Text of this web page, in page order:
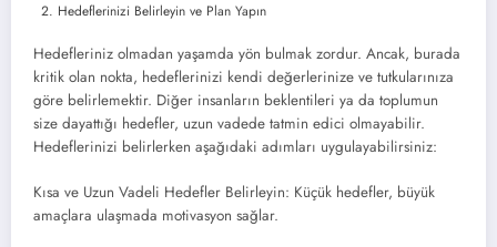
Hedeflerinizi Belirleyin ve Plan Yapın
Hedefleriniz olmadan yaşamda yön bulmak zordur. Ancak, burada
kritik olan nokta, hedeflerinizi kendi değerlerinize ve tutkularınıza
göre belirlemektir. Diğer insanların beklentileri ya da toplumun
size dayattığı hedefler, uzun vadede tatmin edici olmayabilir.
Hedeflerinizi belirlerken aşağıdaki adımları uygulayabilirsiniz:
Kısa ve Uzun Vadeli Hedefler Belirleyin: Küçük hedefler, büyük
amaçlara ulaşmada motivasyon sağlar.